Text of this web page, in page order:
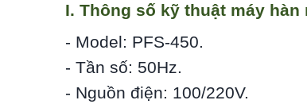
I. Thông số kỹ thuật máy hàn
- Model: PFS-450.
- Tần số: 50Hz.
- Nguồn điện: 100/220V.